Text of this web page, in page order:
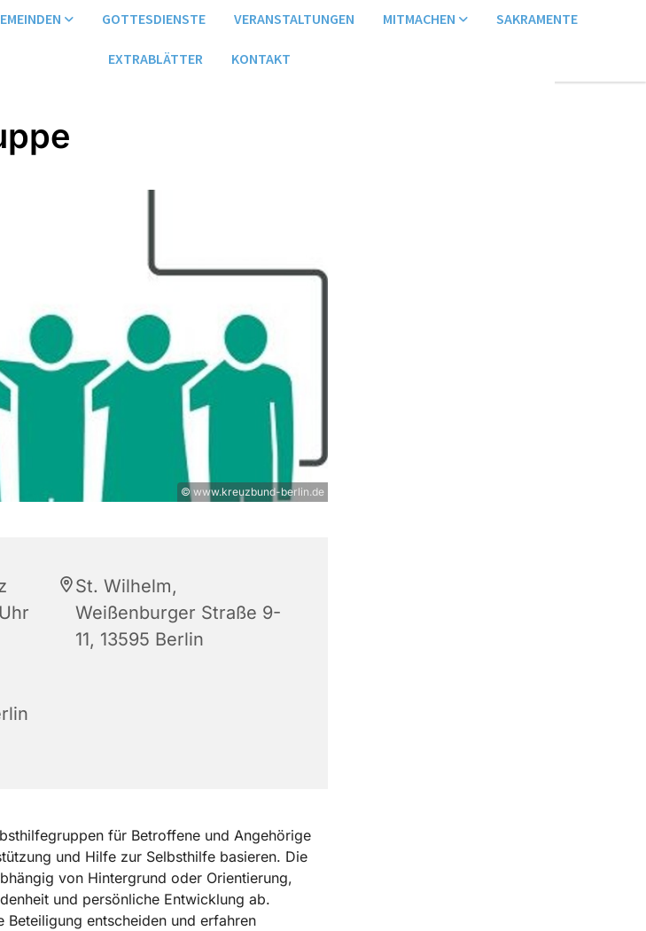
GOTTESDIENSTE VERANSTALTUNGEN MITMACHEN SAKRAMENTE
EXTRABLÄTTER KONTAKT
© www.kreuzbund-berlin.de
St. Wilhelm,
Weißenburger Straße 9-
11, 13595 Berlin
für Betroffene und Angehörige
und Hilfe zur Selbsthilfe basieren. Die
von Hintergrund oder Orientierung,
und persönliche Entwicklung ab.
Beteiligung entscheiden und erfahren